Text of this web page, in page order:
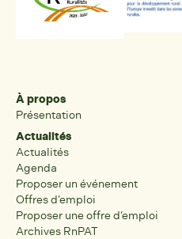
À propos
Présentation
Actualités
Actualités
Agenda
Proposer un événement
Offres d’emploi
Proposer une offre d’emploi
Archives RnPAT